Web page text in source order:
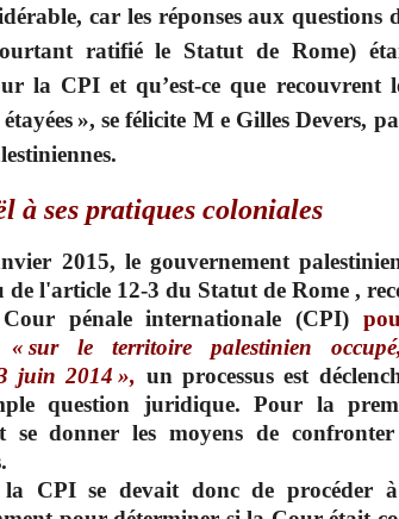
car les réponses aux questions
ratifié le Statut de Rome)
la CPI et qu’est-ce que recouvrent
», se félicite M e Gilles Devers,
à ses pratiques coloniales
2015, le gouvernement
de l'article 12-3 du Statut de Rome ,
pénale internationale (CPI)
« sur le territoire palestinien
juin 2014 », un processus est
question juridique. Pour la
se donner les moyens de
CPI se devait donc de procéder